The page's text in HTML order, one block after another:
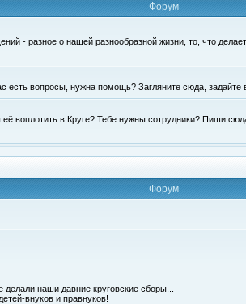
Форум
- разное о нашей разнообразной жизни, то, что
есть вопросы, нужна помощь? Загляните сюда,
воплотить в Круге? Тебе нужны сотрудники? Пиши
Форум
наши давние круговские сборы...
внуков и правнуков!